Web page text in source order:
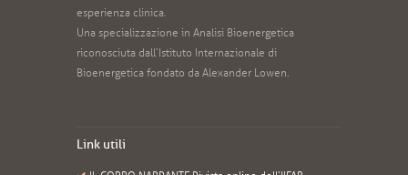
esperienza clinica.
Una specializzazione in Analisi Bioenergetica
riconosciuta dall’Istituto Internazionale di
Bioenergetica fondato da Alexander Lowen.
Link utili